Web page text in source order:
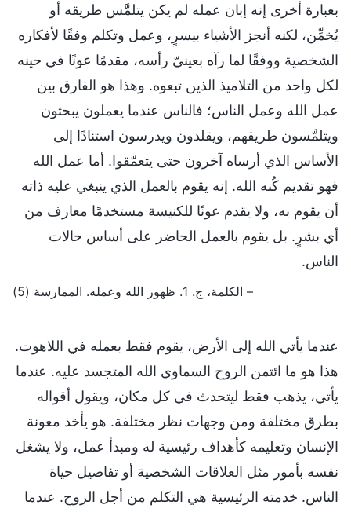
بعبارة أخرى إنه إبان عمله لم يكن يتلمَّس طريقه أو
يُخمِّن، لكنه أنجز الأشياء بيسرٍ، وعمل وتكلم وفقًا لأفكاره
الشخصية ووفقًا لما رآه بعينيّ رأسه، مقدمًا عونًا في حينه
لكل واحد من التلاميذ الذين تبعوه. وهذا هو الفارق بين
عمل الله وعمل الناس؛ فالناس عندما يعملون يبحثون
ويتلمَّسون طريقهم، ويقلدون ويدرسون استنادًا إلى
الأساس الذي أرساه آخرون حتى يتعمّقوا. أما عمل الله
فهو تقديم كُنه الله. إنه يقوم بالعمل الذي ينبغي عليه ذاته
أن يقوم به، ولا يقدم عونًا للكنيسة مستخدمًا معارف من
أي بشرٍ. بل يقوم بالعمل الحاضر على أساس حالات
الناس.
– الكلمة، ج. 1. ظهور الله وعمله. الممارسة (5)
عندما يأتي الله إلى الأرض، يقوم فقط بعمله في اللاهوت.
هذا هو ما ائتمن الروح السماوي الله المتجسد عليه. عندما
يأتي، يذهب فقط ليتحدث في كل مكان، ويقول أقواله
بطرق مختلفة ومن وجهات نظر مختلفة. هو يأخذ معونة
الإنسان وتعليمه كأهداف رئيسية له ومبدأ عمل، ولا يشغل
نفسه بأمور مثل العلاقات الشخصية أو تفاصيل حياة
الناس. خدمته الرئيسية هي التكلم من أجل الروح. عندما